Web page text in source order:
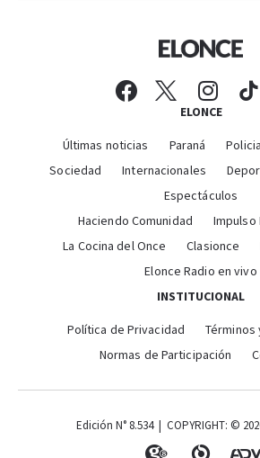
ELONCE
Últimas noticias Paraná
Sociedad
Internacionales
Espectáculos
Haciendo Comunidad
Impulso
La Cocina del Once
Clasionce
Elonce Radio en vivo
INSTITUCIONAL
Política de Privacidad
Términos
Normas de Participación
Edición N° 8.534 | COPYRIGHT: ©